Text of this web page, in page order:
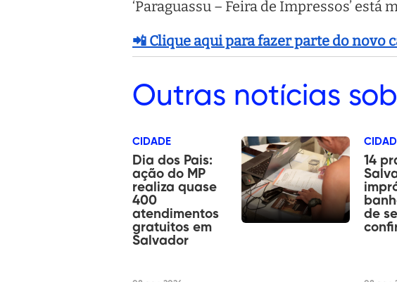
‘Paraguassu – Feira de Impressos’
📲 Clique aqui para fazer parte do novo
Outras notícias
CIDADE
Dia dos Pais:
ação do MP
realiza quase
400
atendimentos
gratuitos em
Salvador
14
de